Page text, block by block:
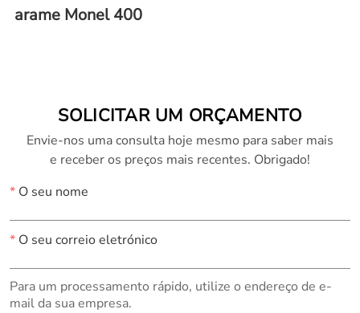
arame Monel 400
SOLICITAR UM ORÇAMENTO
Envie-nos uma consulta hoje mesmo para saber mais
e receber os preços mais recentes. Obrigado!
*O seu nome
*O seu correio eletrónico
Para um processamento rápido, utilize o endereço de e-
mail da sua empresa.